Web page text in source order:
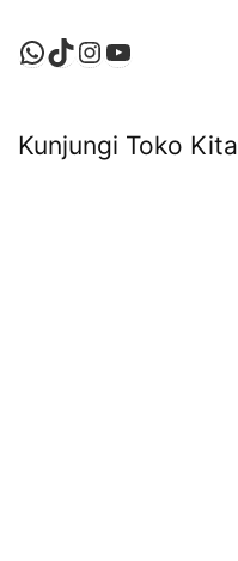
WhatsApp
TikTok
Instagram
YouTube
Kunjungi Toko Kita